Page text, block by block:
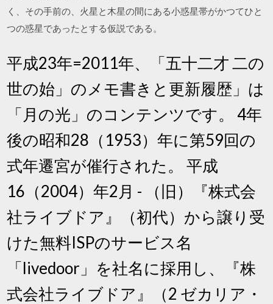
く、その手前の、火星と木星の間にある小惑星帯がかつてひと
つの惑星であったとする仮説である。
平成23年=2011年、「五十二才 二の
世の始」のメモ書きと更新履歴」は
「月の光」のコンテンツです。 4年
後の昭和28（1953）年に第59回の
式年遷宮が催行された。 平成
16（2004）年2月 - （旧）『株式会
社ライブドア』（初代）から譲り受
けた無料ISPのサービス名
「livedoor」を社名に採用し、『株
式会社ライブドア』（2 ゼカリア・